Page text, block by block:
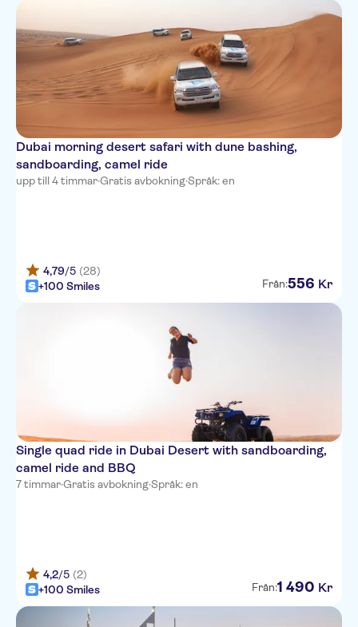
Residences Dubai at Jumeirah
Cosmopolitan Hotel, Dubai
Parkside Hotel Apartment LLC
Al Maha Desert Resort & Spa
Hyatt Place Dubai Wasl District
(Deira)
(Formerly Knows as Copthorne
Lakeview Hotel)
Hilton Dubai Creek Hotel &
The Lana - Dorchester
Collection
OYO 297 California Hotel
Pearl Marina Hotel Apartments
Vida Creek Beach
Dubai morning desert safari with dune bashing,
sandboarding, camel ride
upp till 4 timmar·Gratis avbokning·Språk: en
4,79/5 (28)
+100 Smiles
Från:556 Kr
Single quad ride in Dubai Desert with sandboarding,
camel ride and BBQ
7 timmar·Gratis avbokning·Språk: en
4,2/5 (2)
+100 Smiles
Från:1 490 Kr